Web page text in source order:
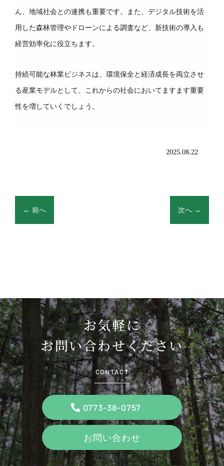
ん、地域社会との連携も重要です。また、デジタル技術を活
用した森林管理やドローンによる調査など、新技術の導入も
経営効率化に役立ちます。
持続可能な林業ビジネスは、環境保全と経済成長を両立させ
る産業モデルとして、これからの社会においてますます重要
性を増していくでしょう。
2025.08.22
← 前へ 次へ →
お気軽に
お問い合わせください
CONTACT
0773-38-0757
お問い合わせ